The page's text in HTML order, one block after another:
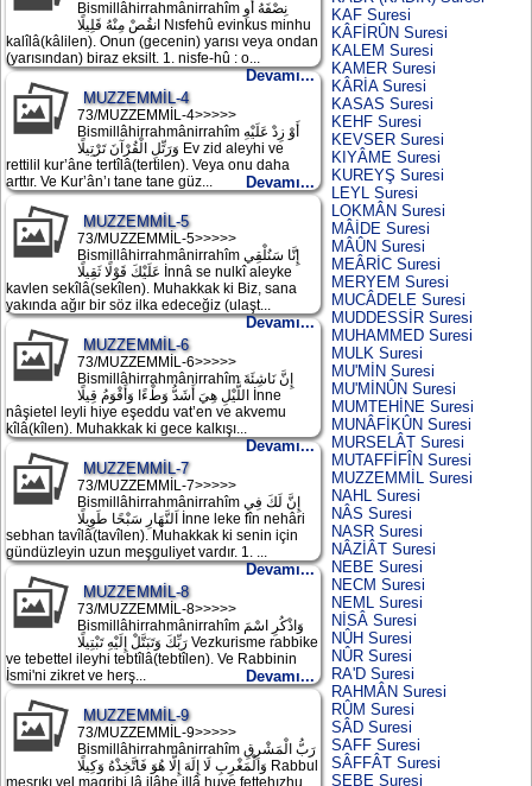
Bismillâhirrahmânirrahîm نِصْفَهُ أَوِ
انقُصْ مِنْهُ قَلِيلًا Nısfehû evinkus minhu
kalîlâ(kâlilen). Onun (gecenin) yarısı veya ondan
(yarısından) biraz eksilt. 1. nisfe-hû : o...
Devamı...
MUZZEMMİL-4
73/MUZZEMMİL-4>>>>>
Bismillâhirrahmânirrahîm أَوْ زِدْ عَلَيْهِ
وَرَتِّلِ الْقُرْآنَ تَرْتِيلًا Ev zid aleyhi ve
rettilil kur’âne tertîlâ(tertilen). Veya onu daha
arttır. Ve Kur’ân’ı tane tane güz...
Devamı...
MUZZEMMİL-5
73/MUZZEMMİL-5>>>>>
Bismillâhirrahmânirrahîm إِنَّا سَنُلْقِي
عَلَيْكَ قَوْلًا ثَقِيلًا İnnâ se nulkî aleyke
kavlen sekîlâ(sekîlen). Muhakkak ki Biz, sana
yakında ağır bir söz ilka edeceğiz (ulaşt...
Devamı...
MUZZEMMİL-6
73/MUZZEMMİL-6>>>>>
Bismillâhirrahmânirrahîm إِنَّ نَاشِئَةَ
اللَّيْلِ هِيَ أَشَدُّ وَطْءًا وَأَقْوَمُ قِيلًا İnne
nâşietel leyli hiye eşeddu vat’en ve akvemu
kîlâ(kîlen). Muhakkak ki gece kalkışı...
Devamı...
MUZZEMMİL-7
73/MUZZEMMİL-7>>>>>
Bismillâhirrahmânirrahîm إِنَّ لَكَ فِي
اَلنَّهَارِ سَبْحًا طَوِيلًا İnne leke fîn nehâri
sebhan tavîlâ(tavîlen). Muhakkak ki senin için
gündüzleyin uzun meşguliyet vardır. 1. ...
Devamı...
MUZZEMMİL-8
73/MUZZEMMİL-8>>>>>
Bismillâhirrahmânirrahîm وَاذْكُرِ اسْمَ
رَبِّكَ وَتَبَتَّلْ إِلَيْهِ تَبْتِيلًا Vezkurisme rabbike
ve tebettel ileyhi tebtîlâ(tebtîlen). Ve Rabbinin
İsmi'ni zikret ve herş...
Devamı...
MUZZEMMİL-9
73/MUZZEMMİL-9>>>>>
Bismillâhirrahmânirrahîm رَبُّ الْمَشْرِقِ
وَالْمَغْرِبِ لَا إِلَهَ إِلَّا هُوَ فَاتَّخِذْهُ وَكِيلًا Rabbul
meşrıkı vel magribi lâ ilâhe illâ huve fettehızhu
KAF Suresi
KÂFİRÛN Suresi
KALEM Suresi
KAMER Suresi
KÂRİA Suresi
KASAS Suresi
KEHF Suresi
KEVSER Suresi
KIYÂME Suresi
KUREYŞ Suresi
LEYL Suresi
LOKMÂN Suresi
MÂİDE Suresi
MÂÛN Suresi
MEÂRİC Suresi
MERYEM Suresi
MUCÂDELE Suresi
MUDDESSİR Suresi
MUHAMMED Suresi
MULK Suresi
MU'MİN Suresi
MU'MİNÛN Suresi
MUMTEHİNE Suresi
MUNÂFİKÛN Suresi
MURSELÂT Suresi
MUTAFFİFÎN Suresi
MUZZEMMİL Suresi
NAHL Suresi
NÂS Suresi
NASR Suresi
NÂZİÂT Suresi
NEBE Suresi
NECM Suresi
NEML Suresi
NİSÂ Suresi
NÛH Suresi
NÛR Suresi
RA'D Suresi
RAHMÂN Suresi
RÛM Suresi
SÂD Suresi
SAFF Suresi
SÂFFÂT Suresi
SEBE Suresi